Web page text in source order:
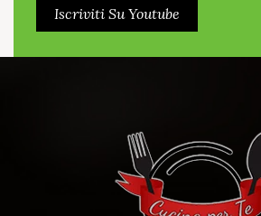
Iscriviti Su Youtube